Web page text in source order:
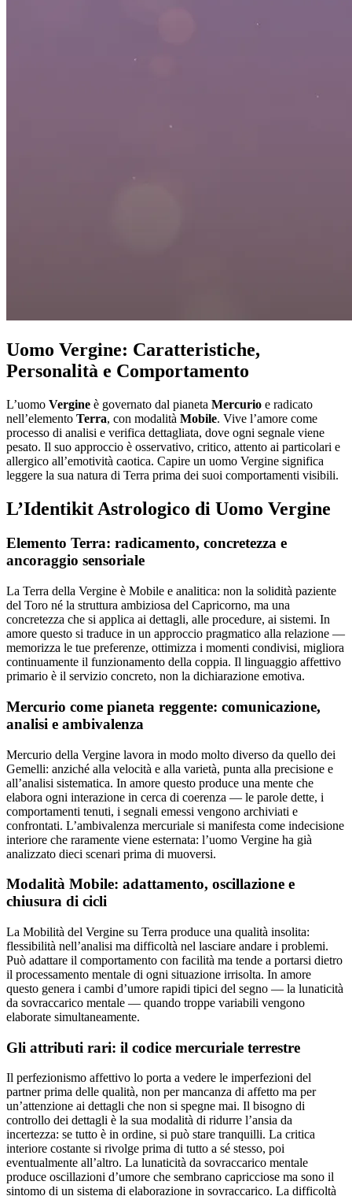
Uomo Vergine: Caratteristiche,
Personalità e Comportamento
L’uomo Vergine è governato dal pianeta Mercurio e radicato
nell’elemento Terra, con modalità Mobile. Vive l’amore come
processo di analisi e verifica dettagliata, dove ogni segnale viene
pesato. Il suo approccio è osservativo, critico, attento ai particolari e
allergico all’emotività caotica. Capire un uomo Vergine significa
leggere la sua natura di Terra prima dei suoi comportamenti visibili.
L’Identikit Astrologico di Uomo Vergine
Elemento Terra: radicamento, concretezza e
ancoraggio sensoriale
La Terra della Vergine è Mobile e analitica: non la solidità paziente
del Toro né la struttura ambiziosa del Capricorno, ma una
concretezza che si applica ai dettagli, alle procedure, ai sistemi. In
amore questo si traduce in un approccio pragmatico alla relazione —
memorizza le tue preferenze, ottimizza i momenti condivisi, migliora
continuamente il funzionamento della coppia. Il linguaggio affettivo
primario è il servizio concreto, non la dichiarazione emotiva.
Mercurio come pianeta reggente: comunicazione,
analisi e ambivalenza
Mercurio della Vergine lavora in modo molto diverso da quello dei
Gemelli: anziché alla velocità e alla varietà, punta alla precisione e
all’analisi sistematica. In amore questo produce una mente che
elabora ogni interazione in cerca di coerenza — le parole dette, i
comportamenti tenuti, i segnali emessi vengono archiviati e
confrontati. L’ambivalenza mercuriale si manifesta come indecisione
interiore che raramente viene esternata: l’uomo Vergine ha già
analizzato dieci scenari prima di muoversi.
Modalità Mobile: adattamento, oscillazione e
chiusura di cicli
La Mobilità del Vergine su Terra produce una qualità insolita:
flessibilità nell’analisi ma difficoltà nel lasciare andare i problemi.
Può adattare il comportamento con facilità ma tende a portarsi dietro
il processamento mentale di ogni situazione irrisolta. In amore
questo genera i cambi d’umore rapidi tipici del segno — la lunaticità
da sovraccarico mentale — quando troppe variabili vengono
elaborate simultaneamente.
Gli attributi rari: il codice mercuriale terrestre
Il perfezionismo affettivo lo porta a vedere le imperfezioni del
partner prima delle qualità, non per mancanza di affetto ma per
un’attenzione ai dettagli che non si spegne mai. Il bisogno di
controllo dei dettagli è la sua modalità di ridurre l’ansia da
incertezza: se tutto è in ordine, si può stare tranquilli. La critica
interiore costante si rivolge prima di tutto a sé stesso, poi
eventualmente all’altro. La lunaticità da sovraccarico mentale
produce oscillazioni d’umore che sembrano capricciose ma sono il
sintomo di un sistema di elaborazione in sovraccarico. La difficoltà